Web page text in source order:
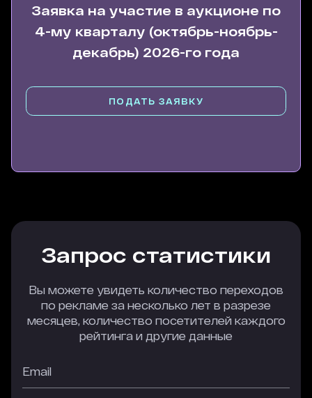
Заявка на участие в аукционе по
4-му кварталу (октябрь-ноябрь-
декабрь) 2026-го года
ПОДАТЬ ЗАЯВКУ
Запрос статистики
Вы можете увидеть количество переходов
по рекламе за несколько лет в разрезе
месяцев, количество посетителей каждого
рейтинга и другие данные